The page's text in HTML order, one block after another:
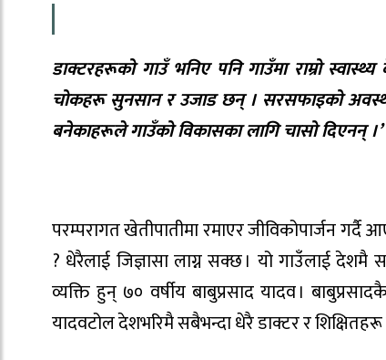
डाक्टरहरूको गाउँ भनिए पनि गाउँमा राम्रो
चोकहरू सुनसान र उजाड छन् । सरसफाइको
बनेकाहरूले गाउँको विकासका लागि चासो दिएनन् ।’
परम्परागत खेतीपातीमा रमाएर जीविकोपार्जन
? धेरैलाई जिज्ञासा लाग्न सक्छ । यो गाउँलाई
व्यक्ति हुन् ७० वर्षीय बाबुप्रसाद यादव ।
यादवटोल देशभरिमै सबैभन्दा धेरै डाक्टर र